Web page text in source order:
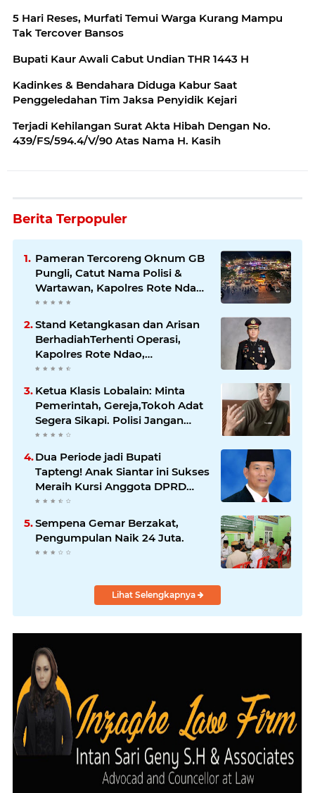
5 Hari Reses, Murfati Temui Warga Kurang Mampu
Tak Tercover Bansos
Bupati Kaur Awali Cabut Undian THR 1443 H
Kadinkes & Bendahara Diduga Kabur Saat
Penggeledahan Tim Jaksa Penyidik Kejari
Terjadi Kehilangan Surat Akta Hibah Dengan No.
439/FS/594.4/V/90 Atas Nama H. Kasih
Berita Terpopuler
Pameran Tercoreng Oknum GB
Pungli, Catut Nama Polisi &
Wartawan, Kapolres Rote Ndao
di minta periksa pelaku
Stand Ketangkasan dan Arisan
BerhadiahTerhenti Operasi,
Kapolres Rote Ndao,
Meminimalisir, Gejolak, Potensi
dan Isu Tak Sedap di
Masyarakat
Ketua Klasis Lobalain: Minta
Pemerintah, Gereja,Tokoh Adat
Segera Sikapi. Polisi Jangan
Terkesan Diam Segera Cabut Ijin
Dua Periode jadi Bupati
Tapteng! Anak Siantar ini Sukses
Meraih Kursi Anggota DPRD
Sumut
Sempena Gemar Berzakat,
Pengumpulan Naik 24 Juta.
Lihat Selengkapnya